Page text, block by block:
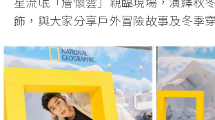
飾，與大家分享戶外冒險故事及冬季